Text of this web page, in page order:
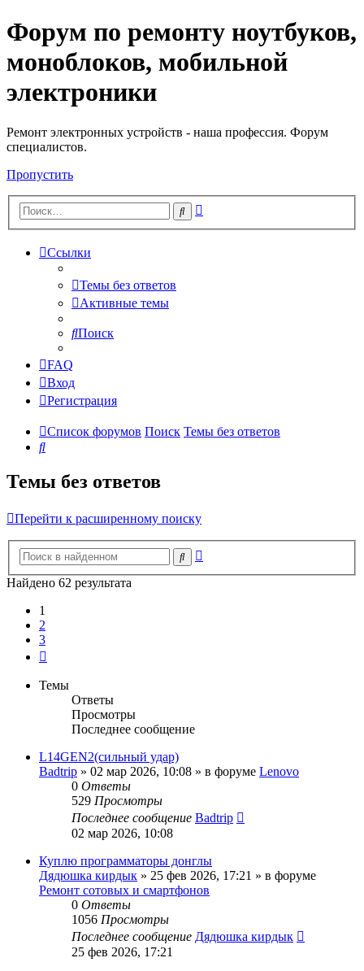
Регистрация
Форум по ремонту ноутбуков,
моноблоков, мобильной
электроники
Ремонт электронных устройств - наша профессия. Форум
специалистов.
Пропустить
Поиск
Ссылки
Темы без ответов
Активные темы
Поиск
FAQ
Вход
Регистрация
Список форумов Поиск Темы без ответов
Поиск
Темы без ответов
Перейти к расширенному поиску
Поиск
Найдено 62 результата
1
2
3
Темы
Ответы
Просмотры
Последнее сообщение
L14GEN2(сильный удар)
Badtrip » 02 мар 2026, 10:08 » в форуме Lenovo
0 Ответы
529 Просмотры
Последнее сообщение Badtrip
02 мар 2026, 10:08
Куплю программаторы донглы
Дядюшка кирдык » 25 фев 2026, 17:21 » в форуме
Ремонт сотовых и смартфонов
0 Ответы
1056 Просмотры
Последнее сообщение Дядюшка кирдык
25 фев 2026, 17:21